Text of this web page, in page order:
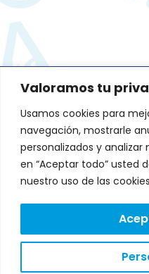
Valoramos tu
Usamos cookies para
navegación, mostrarle
personalizados y
en “Aceptar todo” usted
nuestro uso de las
L
i
n
e
n
T
w
i
t